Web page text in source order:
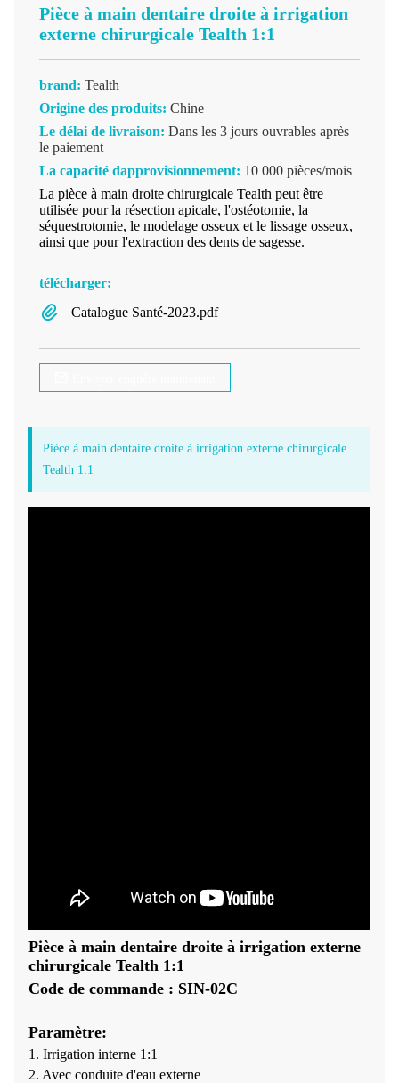
Pièce à main dentaire droite à irrigation
externe chirurgicale Tealth 1:1
brand: Tealth
Origine des produits: Chine
Le délai de livraison: Dans les 3 jours ouvrables après
le paiement
La capacité dapprovisionnement: 10 000 pièces/mois
La pièce à main droite chirurgicale Tealth peut être
utilisée pour la résection apicale, l'ostéotomie, la
séquestrotomie, le modelage osseux et le lissage osseux,
ainsi que pour l'extraction des dents de sagesse.
télécharger:
Catalogue Santé-2023.pdf
Pièce à main dentaire droite à irrigation externe chirurgicale
Tealth 1:1
Pièce à main dentaire droite à irrigation externe
chirurgicale Tealth 1:1
Code de commande : SIN-02C
Paramètre:
1. Irrigation interne 1:1
2. Avec conduite d'eau externe